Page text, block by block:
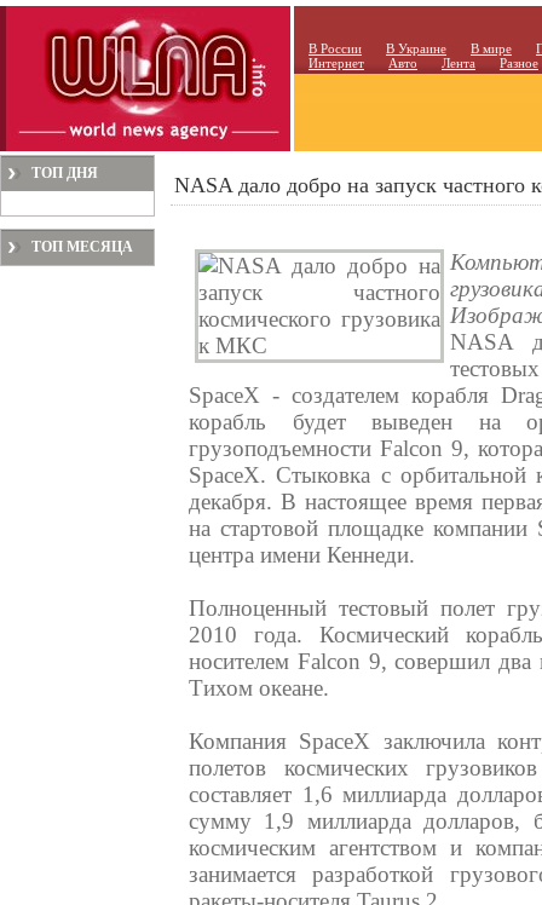
В России В Украине В мире
Интернет
Авто Лента Разное
ТОП ДНЯ
ТОП МЕСЯЦА
NASA дало добро на запуск частного
NASA
SpaceX - создателем корабля
корабль будет выведен на
грузоподъемности Falcon 9,
SpaceX. Стыковка с орбитальной
декабря. В настоящее время
на стартовой площадке компании
центра имени Кеннеди.
Полноценный тестовый полет
2010 года. Космический
носителем Falcon 9, совершил
Тихом океане.
Компания SpaceX заключила
полетов космических
составляет 1,6 миллиарда
сумму 1,9 миллиарда долларов,
космическим агентством и
занимается разработкой